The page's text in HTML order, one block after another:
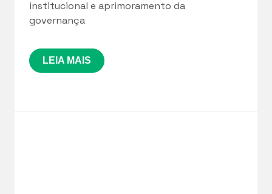
institucional e aprimoramento da
governança
LEIA MAIS